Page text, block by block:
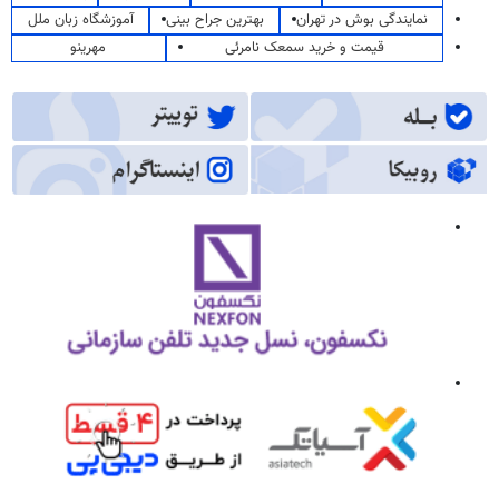
نمایندگی بوش در تهران
بهترین جراح بینی
آموزشگاه زبان ملل
قیمت و خرید سمعک نامرئی
مهرینو